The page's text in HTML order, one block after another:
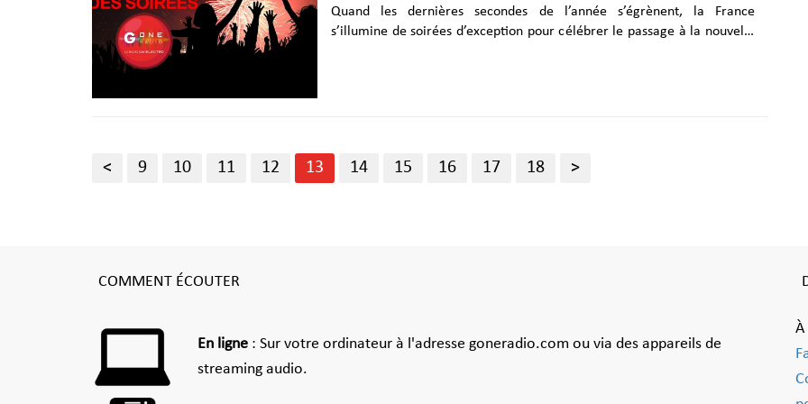
Quand les dernières secondes de l’année s’égrènent, la France
s’illumine de soirées d’exception pour célébrer le passage à la nouvelle
nuit torride et sans tabou. Tu aimes quand c'est......
< 9 10 11 12 13 14 15 16 17 18 >
COMMENT ÉCOUTER
En ligne : Sur votre ordinateur à l'adresse goneradio.com ou via des appareils de
streaming audio.
À